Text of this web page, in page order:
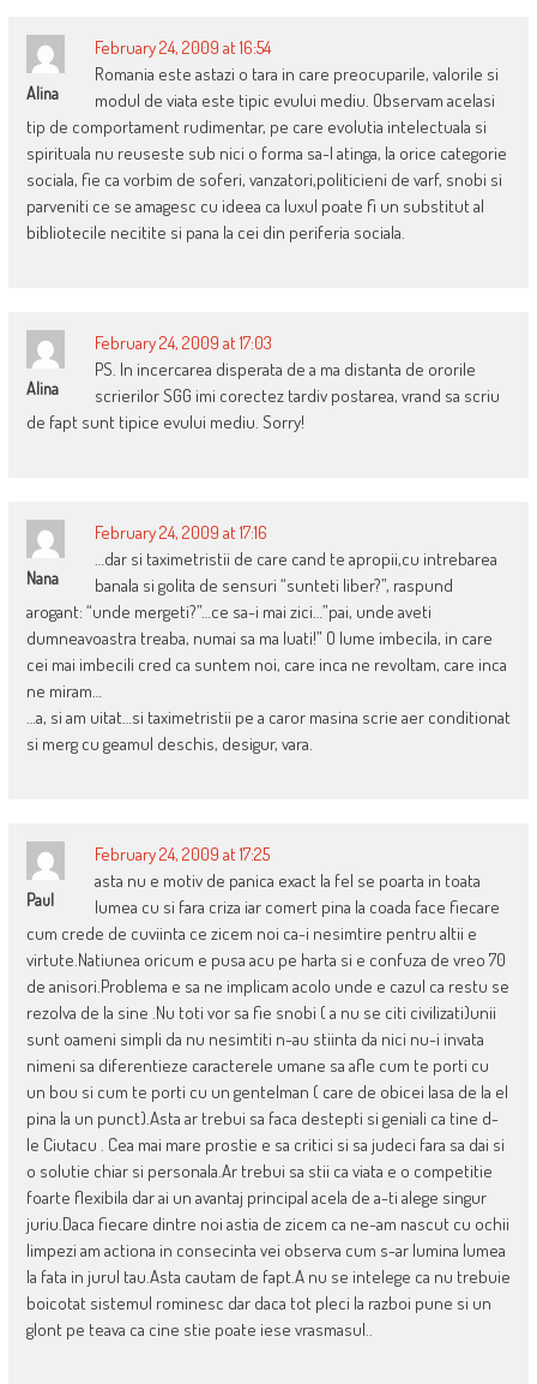
Alina
February 24, 2009 at 16:54
Romania este astazi o tara in care preocuparile, valorile si
modul de viata este tipic evului mediu. Observam acelasi
tip de comportament rudimentar, pe care evolutia intelectuala si
spirituala nu reuseste sub nici o forma sa-l atinga, la orice categorie
sociala, fie ca vorbim de soferi, vanzatori,politicieni de varf, snobi si
parveniti ce se amagesc cu ideea ca luxul poate fi un substitut al
bibliotecile necitite si pana la cei din periferia sociala.
Alina
February 24, 2009 at 17:03
PS. In incercarea disperata de a ma distanta de ororile
scrierilor SGG imi corectez tardiv postarea, vrand sa scriu
de fapt sunt tipice evului mediu. Sorry!
Nana
February 24, 2009 at 17:16
…dar si taximetristii de care cand te apropii,cu intrebarea
banala si golita de sensuri “sunteti liber?”, raspund
arogant: “unde mergeti?”…ce sa-i mai zici…”pai, unde aveti
dumneavoastra treaba, numai sa ma luati!” O lume imbecila, in care
cei mai imbecili cred ca suntem noi, care inca ne revoltam, care inca
ne miram…
…a, si am uitat…si taximetristii pe a caror masina scrie aer conditionat
si merg cu geamul deschis, desigur, vara.
Paul
February 24, 2009 at 17:25
asta nu e motiv de panica exact la fel se poarta in toata
lumea cu si fara criza iar comert pina la coada face fiecare
cum crede de cuviinta ce zicem noi ca-i nesimtire pentru altii e
virtute.Natiunea oricum e pusa acu pe harta si e confuza de vreo 70
de anisori.Problema e sa ne implicam acolo unde e cazul ca restu se
rezolva de la sine .Nu toti vor sa fie snobi ( a nu se citi civilizati)unii
sunt oameni simpli da nu nesimtiti n-au stiinta da nici nu-i invata
nimeni sa diferentieze caracterele umane sa afle cum te porti cu
un bou si cum te porti cu un gentelman ( care de obicei lasa de la el
pina la un punct).Asta ar trebui sa faca destepti si geniali ca tine d-
le Ciutacu . Cea mai mare prostie e sa critici si sa judeci fara sa dai si
o solutie chiar si personala.Ar trebui sa stii ca viata e o competitie
foarte flexibila dar ai un avantaj principal acela de a-ti alege singur
juriu.Daca fiecare dintre noi astia de zicem ca ne-am nascut cu ochii
limpezi am actiona in consecinta vei observa cum s-ar lumina lumea
la fata in jurul tau.Asta cautam de fapt.A nu se intelege ca nu trebuie
boicotat sistemul rominesc dar daca tot pleci la razboi pune si un
glont pe teava ca cine stie poate iese vrasmasul..